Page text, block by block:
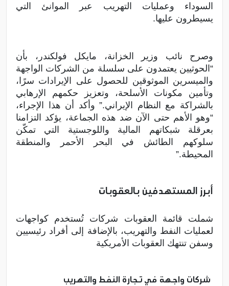
السوداء وعمليات التهريب عبر الموانئ التي
يسيطرون عليها.
وصرح نائب وزير الخزانة، مايكل فولكندر، بأن
“الحوثيين يعتمدون على سلسلة من الشركات الواجهة
والميسرين الموثوقين للحصول على الإيرادات سرًا،
وتأمين مكونات الأسلحة، وتعزيز حكمهم الإرهابي
بالشراكة مع النظام الإيراني.” وأكد أن هذا الإجراء،
“وهو الأهم حتى الآن ضد هذه الجماعة، يؤكد التزامنا
بعرقلة شبكاتهم المالية واللوجستية التي تمكّن
سلوكهم الطائش في البحر الأحمر والمنطقة
المحيطة.”
أبرز المستهدفين بالعقوبات
شملت قائمة العقوبات شركات تُستخدم كواجهات
لعمليات النفط والتهريب، بالإضافة إلى أفراد رئيسيين
وسفن تنتهك العقوبات الأمريكية
شركات واجهة في تجارة النفط والتهريب